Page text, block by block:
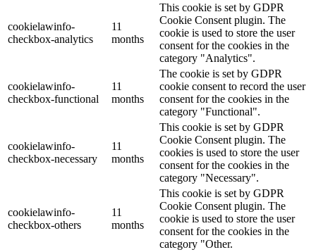
cookielawinfo-
checkbox-analytics
11
months
This cookie is set by GDPR
Cookie Consent plugin. The
cookie is used to store the user
consent for the cookies in the
category "Analytics".
cookielawinfo-
checkbox-functional
11
months
The cookie is set by GDPR
cookie consent to record the user
consent for the cookies in the
category "Functional".
cookielawinfo-
checkbox-necessary
11
months
This cookie is set by GDPR
Cookie Consent plugin. The
cookies is used to store the user
consent for the cookies in the
category "Necessary".
cookielawinfo-
checkbox-others
11
months
This cookie is set by GDPR
Cookie Consent plugin. The
cookie is used to store the user
consent for the cookies in the
category "Other.